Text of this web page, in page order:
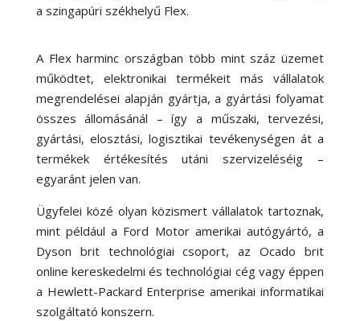
a szingapúri székhelyű Flex.
A Flex harminc országban több mint száz üzemet
működtet, elektronikai termékeit más vállalatok
megrendelései alapján gyártja, a gyártási folyamat
összes állomásánál – így a műszaki, tervezési,
gyártási, elosztási, logisztikai tevékenységen át a
termékek értékesítés utáni szervizeléséig –
egyaránt jelen van.
Ügyfelei közé olyan közismert vállalatok tartoznak,
mint például a Ford Motor amerikai autógyártó, a
Dyson brit technológiai csoport, az Ocado brit
online kereskedelmi és technológiai cég vagy éppen
a Hewlett-Packard Enterprise amerikai informatikai
szolgáltató konszern.